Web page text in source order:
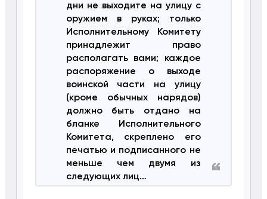
дни не выходите на улицу с
оружием в руках; только
Исполнительному Комитету
принадлежит право
располагать вами; каждое
распоряжение о выходе
воинской части на улицу
(кроме обычных нарядов)
должно быть отдано на
бланке Исполнительного
Комитета, скреплено его
печатью и подписанного не
меньше чем двумя из
следующих лиц…